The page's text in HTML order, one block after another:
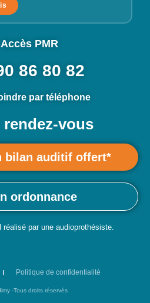
Accès PMR
86 80 82
par téléphone
rendez-vous
bilan auditif offert*
ordonnance
par une audioprothésiste.
Politique de confidentialité
-Tous droits réservés